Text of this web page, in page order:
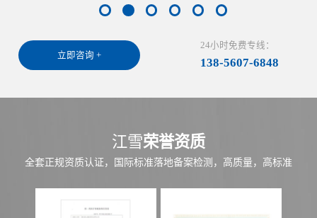
立即咨询 +
24小时免费专线：
138-5607-6848
江雪荣誉资质
全套正规资质认证，国际标准落地备案检测，高质量，高标准